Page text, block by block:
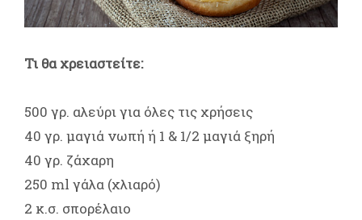
Τι θα χρειαστείτε:
500 γρ. αλεύρι για όλες τις χρήσεις
40 γρ. μαγιά νωπή ή 1 & 1/2 μαγιά ξηρή
40 γρ. ζάχαρη
250 ml γάλα (χλιαρό)
2 κ.σ. σπορέλαιο